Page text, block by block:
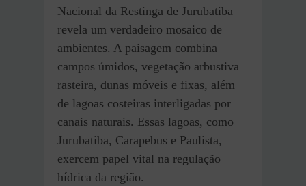
Nacional da Restinga de Jurubatiba
revela um verdadeiro mosaico de
ambientes. A paisagem combina
campos úmidos, vegetação arbustiva
rasteira, dunas móveis e fixas, além
de lagoas costeiras interligadas por
canais naturais. Essas lagoas, como
Jurubatiba, Carapebus e Paulista,
exercem papel vital na regulação
hídrica da região.